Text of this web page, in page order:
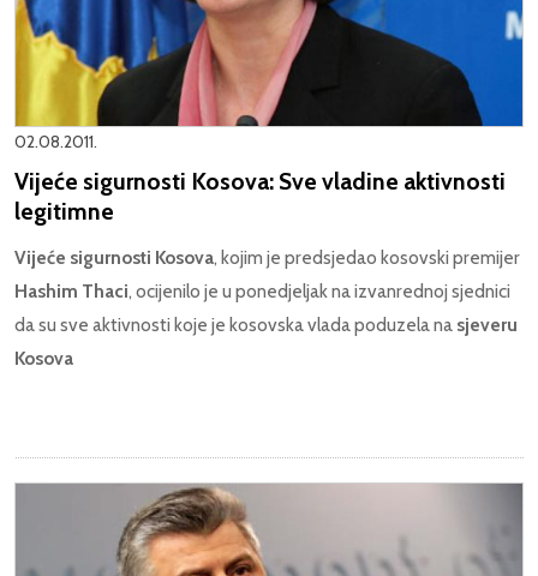
02.08.2011.
Vijeće sigurnosti Kosova: Sve vladine aktivnosti
legitimne
Vijeće sigurnosti Kosova, kojim je predsjedao kosovski premijer
Hashim Thaci, ocijenilo je u ponedjeljak na izvanrednoj sjednici
da su sve aktivnosti koje je kosovska vlada poduzela na sjeveru
Kosova